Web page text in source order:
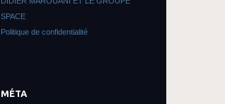
SPACE
Politique de confidentialité
MÉTA